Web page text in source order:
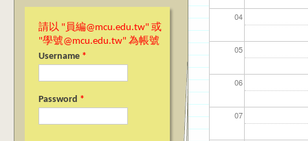
請以 "員編@mcu.edu.tw" 或
"學號@mcu.edu.tw" 為帳號
Username *
Password *
04
05
06
07